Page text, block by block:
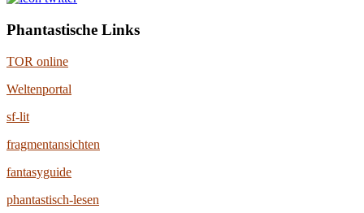
Phantastische Links
TOR online
Weltenportal
sf-lit
fragmentansichten
fantasyguide
phantastisch-lesen